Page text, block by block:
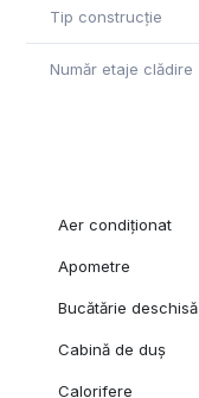
Tip construcție
Număr etaje clădire
Aer condiționat
Apometre
Bucătărie deschisă
Cabină de duș
Calorifere